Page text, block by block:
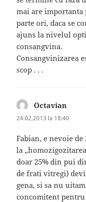
mai are
parte ori, daca se
ajuns la nivelul
consangvina.
Consangvinizarea
scop . . .
Octavian
24.02.2013 la 18:40
Fabian, e nevoie
la
doar 25% din pui
de frati vitregi)
gena, si sa nu
concomitent pentru